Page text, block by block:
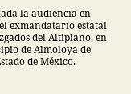
la audiencia en
exmandatario estatal
del Altiplano, en
de Almoloya de
de México.